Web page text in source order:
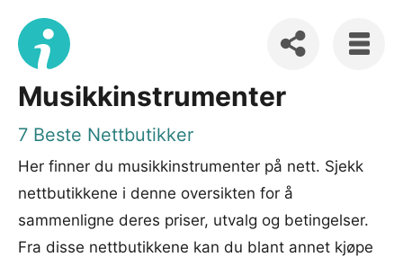
Musikkinstrumenter
7 Beste Nettbutikker
Her finner du musikkinstrumenter på nett. Sjekk
nettbutikkene i denne oversikten for å
sammenligne deres priser, utvalg og betingelser.
Fra disse nettbutikkene kan du blant annet kjøpe